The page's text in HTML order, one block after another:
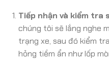
Tiếp nhận và kiểm tra
chúng tôi sẽ lắng nghe
trạng xe, sau đó kiểm
hỏng tiềm ẩn như lốp